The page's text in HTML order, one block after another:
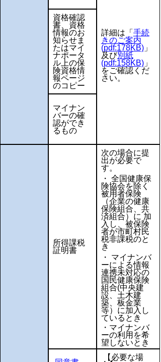
詳細は「 手続
きのご案内
(pdf:178KB)」
及び別紙
(pdf:158KB)」
をご確認くだ
さい。
資格確認
書、資格
情報のお
知らせま
たはマイ
ナポータ
ル上の保
険資格情
報ページ
のコピー
マイナン
バーの確
認ができ
るもの
所得課税
証明書
次の場合に提
出が必要で
す。
・ 全国健康保
険協会を除く
被用者保険
（企業の健康
保険組合、共
済組合）に 加
入し、被保険
者が市町村民
税非課税のと
き
・ マイナンバ
ーによる情報
連携未対応の
国民健康保険
組合(中央建
設、土木建
築、板金業
等）に加入し
ているとき
・マイナンバ
ーの利用を希
望しないとき
【必要な場